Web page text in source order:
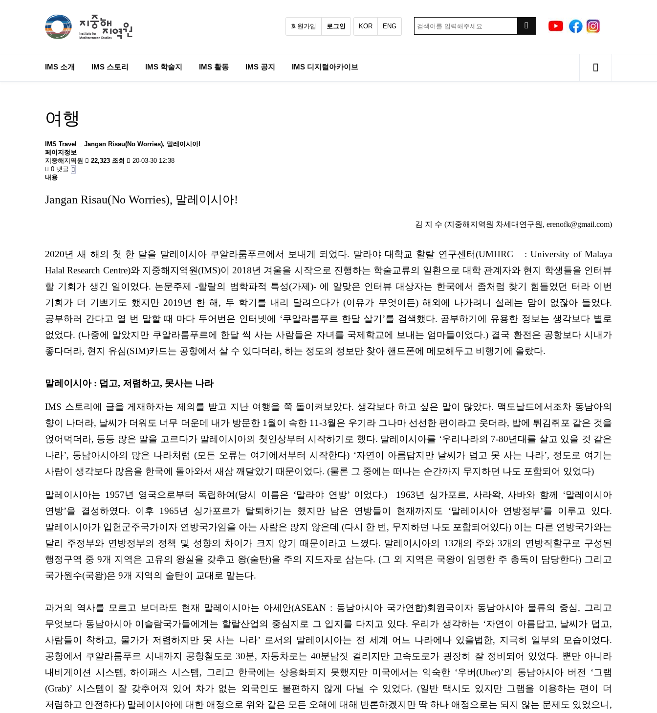
회원가입 로그인 KOR ENG
IMS 소개 IMS 스토리 IMS 학술지 IMS 활동 IMS 공지 IMS 디지털아카이브
여행
IMS Travel _ Jangan Risau(No Worries), 말레이시아!
페이지정보
지중해지역원
22,323 조회
20-03-30 12:38
0 댓글
내용
Jangan Risau(No Worries), 말레이시아!
김 지 수 (지중해지역원 차세대연구원, erenofk@gmail.com)
2020년 새 해의 첫 한 달을 말레이시아 쿠알라룸푸르에서 보내게 되었다. 말라야 대학교 할랄 연구센터(UMHRC : University of Malaya
Halal Research Centre)와 지중해지역원(IMS)이 2018년 겨울을 시작으로 진행하는 학술교류의 일환으로 대학 관계자와 현지 학생들을 인터뷰
할 기회가 생긴 일이었다. 논문주제 -할랄의 법학파적 특성(가제)- 에 알맞은 인터뷰 대상자는 한국에서 좀처럼 찾기 힘들었던 터라 이번
기회가 더 기쁘기도 했지만 2019년 한 해, 두 학기를 내리 달려오다가 (이유가 무엇이든) 해외에 나가려니 설레는 맘이 없잖아 들었다.
공부하러 간다고 열 번 말할 때 마다 두어번은 인터넷에 ‘쿠알라룸푸르 한달 살기’를 검색했다. 공부하기에 유용한 정보는 생각보다 별로
없었다. (나중에 알았지만 쿠알라룸푸르에 한달 씩 사는 사람들은 자녀를 국제학교에 보내는 엄마들이었다.) 결국 환전은 공항보다 시내가
좋다더라, 현지 유심(SIM)카드는 공항에서 살 수 있다더라, 하는 정도의 정보만 찾아 핸드폰에 메모해두고 비행기에 올랐다.
말레이시아 : 덥고, 저렴하고, 못사는 나라
IMS 스토리에 글을 게재하자는 제의를 받고 지난 여행을 쭉 돌이켜보았다. 생각보다 하고 싶은 말이 많았다. 맥도날드에서조차 동남아의
향이 나더라, 날씨가 더워도 너무 더운데 내가 방문한 1월이 속한 11-3월은 우기라 그나마 선선한 편이라고 웃더라, 밥에 튀김쥐포 같은 것을
얹어먹더라, 등등 많은 말을 고르다가 말레이시아의 첫인상부터 시작하기로 했다. 말레이시아를 ‘우리나라의 7-80년대를 살고 있을 것 같은
나라’, 동남아시아의 많은 나라처럼 (모든 오류는 여기에서부터 시작한다) ‘자연이 아름답지만 날씨가 덥고 못 사는 나라’, 정도로 여기는
사람이 생각보다 많음을 한국에 돌아와서 새삼 깨달았기 때문이었다. (물론 그 중에는 떠나는 순간까지 무지하던 나도 포함되어 있었다)
말레이시아는 1957년 영국으로부터 독립하여(당시 이름은 ‘말라야 연방’ 이었다.) 1963년 싱가포르, 사라왁, 사바와 함께 ‘말레이시아
연방’을 결성하였다. 이후 1965년 싱가포르가 탈퇴하기는 했지만 남은 연방들이 현재까지도 ‘말레이시아 연방정부’를 이루고 있다.
말레이시아가 입헌군주국가이자 연방국가임을 아는 사람은 많지 않은데 (다시 한 번, 무지하던 나도 포함되어있다) 이는 다른 연방국가와는
달리 주정부와 연방정부의 정책 및 성향의 차이가 크지 않기 때문이라고 느꼈다. 말레이시아의 13개의 주와 3개의 연방직할구로 구성된
행정구역 중 9개 지역은 고유의 왕실을 갖추고 왕(술탄)을 주의 지도자로 삼는다. (그 외 지역은 국왕이 임명한 주 총독이 담당한다) 그리고
국가원수(국왕)은 9개 지역의 술탄이 교대로 맡는다.
과거의 역사를 모르고 보더라도 현재 말레이시아는 아세안(ASEAN : 동남아시아 국가연합)회원국이자 동남아시아 물류의 중심, 그리고
무엇보다 동남아시아 이슬람국가들에게는 할랄산업의 중심지로 그 입지를 다지고 있다. 우리가 생각하는 ‘자연이 아름답고, 날씨가 덥고,
사람들이 착하고, 물가가 저렴하지만 못 사는 나라’ 로서의 말레이시아는 전 세계 어느 나라에나 있을법한, 지극히 일부의 모습이었다.
공항에서 쿠알라룸푸르 시내까지 공항철도로 30분, 자동차로는 40분남짓 걸리지만 고속도로가 굉장히 잘 정비되어 있었다. 뿐만 아니라
내비게이션 시스템, 하이패스 시스템, 그리고 한국에는 상용화되지 못했지만 미국에서는 익숙한 ‘우버(Uber)’의 동남아시아 버전 ‘그랩
(Grab)’ 시스템이 잘 갖추어져 있어 차가 없는 외국인도 불편하지 않게 다닐 수 있었다. (일반 택시도 있지만 그랩을 이용하는 편이 더
저렴하고 안전하다) 말레이시아에 대한 애정으로 위와 같은 모든 오해에 대해 반론하겠지만 딱 하나 애정으로는 되지 않는 문제도 있었으니,